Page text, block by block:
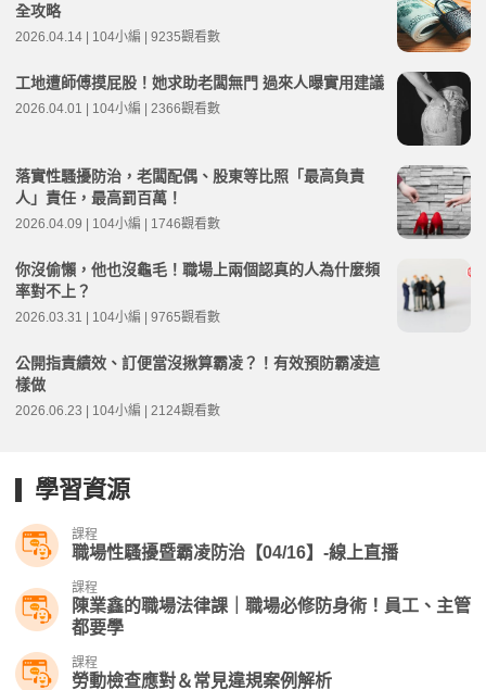
全攻略
2026.04.14 | 104小編 | 9235觀看數
工地遭師傅摸屁股！她求助老闆無門 過來人曝實用建議
2026.04.01 | 104小編 | 2366觀看數
落實性騷擾防治，老闆配偶、股東等比照「最高負責
人」責任，最高罰百萬！
2026.04.09 | 104小編 | 1746觀看數
你沒偷懶，他也沒龜毛！職場上兩個認真的人為什麼頻
率對不上？
2026.03.31 | 104小編 | 9765觀看數
公開指責績效、訂便當沒揪算霸凌？！有效預防霸凌這
樣做
2026.06.23 | 104小編 | 2124觀看數
學習資源
課程
職場性騷擾暨霸凌防治【04/16】-線上直播​
課程
陳業鑫的職場法律課｜職場必修防身術！員工、主管
都要學
課程
勞動檢查應對＆常見違規案例解析